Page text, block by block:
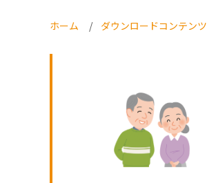
ホーム ダウンロードコンテンツ